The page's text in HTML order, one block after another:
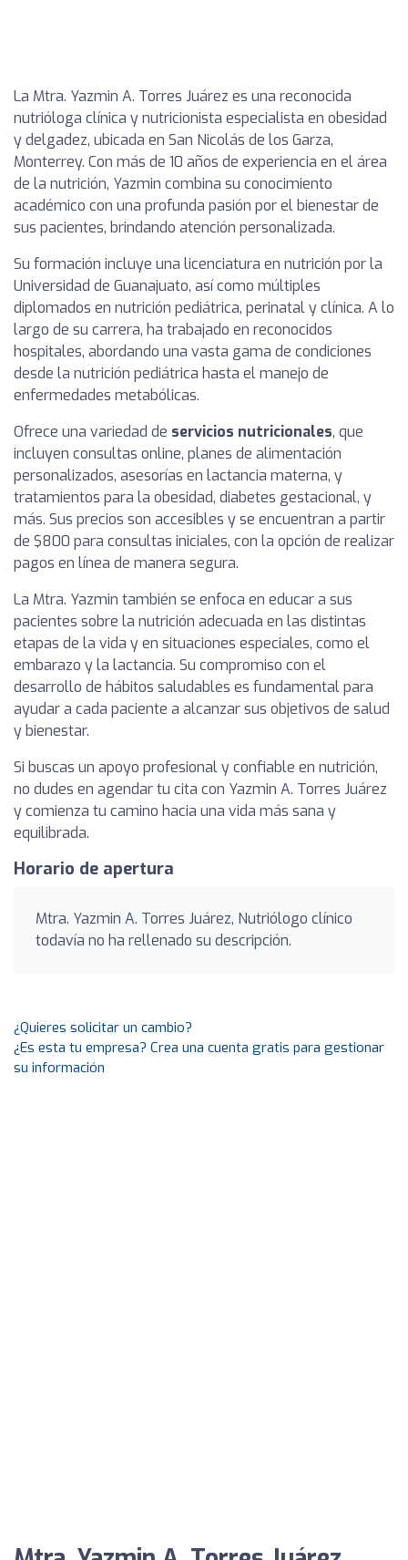
La Mtra. Yazmin A. Torres Juárez es una reconocida
nutrióloga clínica y nutricionista especialista en obesidad
y delgadez, ubicada en San Nicolás de los Garza,
Monterrey. Con más de 10 años de experiencia en el área
de la nutrición, Yazmin combina su conocimiento
académico con una profunda pasión por el bienestar de
sus pacientes, brindando atención personalizada.
Su formación incluye una licenciatura en nutrición por la
Universidad de Guanajuato, así como múltiples
diplomados en nutrición pediátrica, perinatal y clínica. A lo
largo de su carrera, ha trabajado en reconocidos
hospitales, abordando una vasta gama de condiciones
desde la nutrición pediátrica hasta el manejo de
enfermedades metabólicas.
Ofrece una variedad de servicios nutricionales, que
incluyen consultas online, planes de alimentación
personalizados, asesorías en lactancia materna, y
tratamientos para la obesidad, diabetes gestacional, y
más. Sus precios son accesibles y se encuentran a partir
de $800 para consultas iniciales, con la opción de realizar
pagos en línea de manera segura.
La Mtra. Yazmin también se enfoca en educar a sus
pacientes sobre la nutrición adecuada en las distintas
etapas de la vida y en situaciones especiales, como el
embarazo y la lactancia. Su compromiso con el
desarrollo de hábitos saludables es fundamental para
ayudar a cada paciente a alcanzar sus objetivos de salud
y bienestar.
Si buscas un apoyo profesional y confiable en nutrición,
no dudes en agendar tu cita con Yazmin A. Torres Juárez
y comienza tu camino hacia una vida más sana y
equilibrada.
Horario de apertura
Mtra. Yazmin A. Torres Juárez, Nutriólogo clínico
todavía no ha rellenado su descripción.
¿Quieres solicitar un cambio?
¿Es esta tu empresa? Crea una cuenta gratis para gestionar
su información